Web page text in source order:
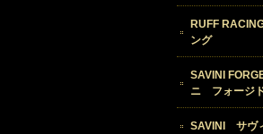
RUFF
ング
SAVINI
ニ フォージ
SAVINI サヴ